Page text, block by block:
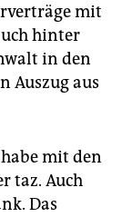
mit
hinter
in den
Auszug aus
mit den
taz. Auch
Das